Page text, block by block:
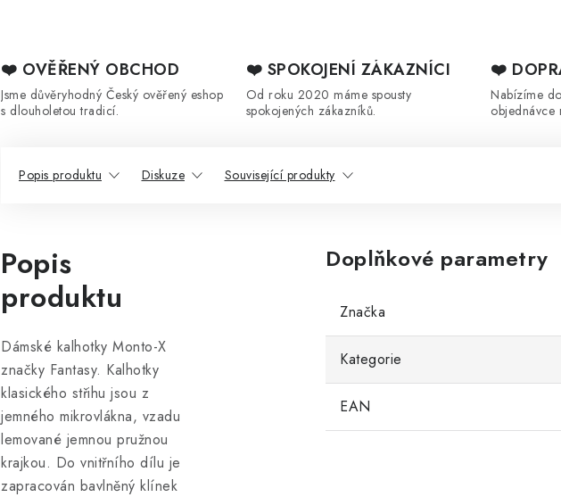
❤️ OVĚŘENÝ OBCHOD
Jsme důvěryhodný Český ověřený eshop
s dlouholetou tradicí.
❤️ SPOKOJENÍ ZÁKAZNÍCI
Od roku 2020 máme spousty
spokojených zákazníků.
❤️
Nabízíme
objednávce
Popis produktu Diskuze Související produkty
Popis
produktu
Dámské kalhotky Monto-X
značky Fantasy. Kalhotky
klasického střihu jsou z
jemného mikrovlákna, vzadu
lemované jemnou pružnou
krajkou. Do vnitřního dílu je
zapracován bavlněný klínek
Doplňkové parametry
Značka
Kategorie
EAN